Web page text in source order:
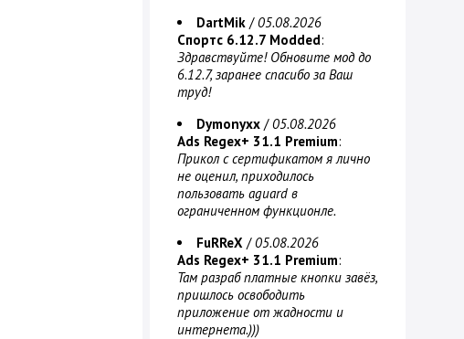
DartMik /05.08.2026
Спортс 6.12.7 Modded:
Здравствуйте! Обновите мод до
6.12.7, заранее спасибо за Ваш
труд!
Dymonyxx /05.08.2026
Ads Regex+ 31.1 Premium:
Прикол с сертификатом я лично
не оценил, приходилось
пользовать aguard в
ограниченном функционле.
FuRReX /05.08.2026
Ads Regex+ 31.1 Premium:
Там разраб платные кнопки завёз,
пришлось освободить
приложение от жадности и
интернета.)))